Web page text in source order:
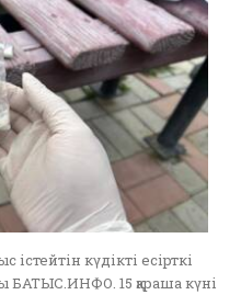
күдікті есірткі
БАТЫС.ИНФО. 15 қараша күні